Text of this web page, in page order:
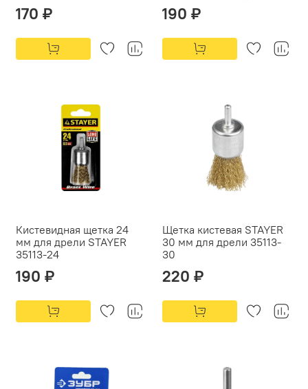
170 ₽ 190 ₽
Кистевидная щетка 24
мм для дрели STAYER
35113-24
190 ₽
Щетка кистевая STAYER
30 мм для дрели 35113-
30
220 ₽